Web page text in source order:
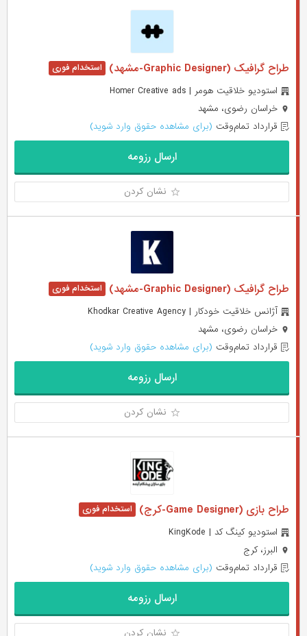
طراح گرافیک (Graphic Designer-مشهد)
استودیو خلاقیت هومر | Homer Creative ads
خراسان رضوی، مشهد
قرارداد تمام‌وقت (برای مشاهده حقوق وارد شوید)
ارسال رزومه
نشان کردن
طراح گرافیک (Graphic Designer-مشهد)
آژانس خلاقیت خودکار | Khodkar Creative Agency
خراسان رضوی، مشهد
قرارداد تمام‌وقت (برای مشاهده حقوق وارد شوید)
ارسال رزومه
نشان کردن
طراح بازی (Game Designer-کرج)
استودیو کینگ کد | KingKode
البرز، کرج
قرارداد تمام‌وقت (برای مشاهده حقوق وارد شوید)
ارسال رزومه
نشان کردن